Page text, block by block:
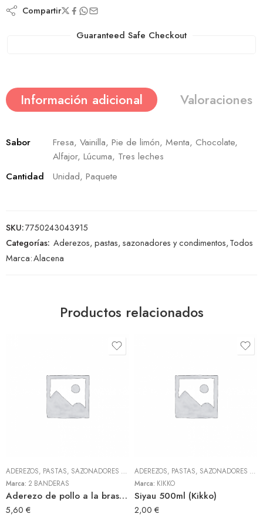
Compartir
Guaranteed Safe Checkout
Información adicional Valoraciones
Sabor
Fresa, Vainilla, Pie de limón, Menta, Chocolate,
Alfajor, Lúcuma, Tres leches
Cantidad
Unidad, Paquete
SKU:7750243043915
Categorías: Aderezos, pastas, sazonadores y condimentos,Todos
Marca:Alacena
Productos relacionados
ADEREZOS, PASTAS, SAZONADORES Y CONDIMENTOS ,TODOS
Marca: 2 BANDERAS
Aderezo de pollo a la brasa 300gr (2 Banderas)
5,60 €
ADEREZOS, PASTAS, SAZONADORES Y CONDIMENTOS
Marca: KIKKO
Siyau 500ml (Kikko)
2,00 €